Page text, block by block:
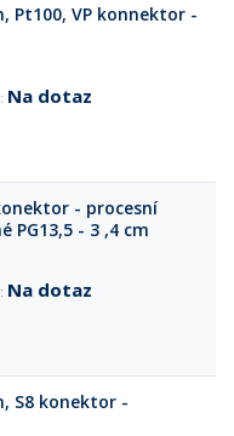
Pt100, VP konnektor -
Na dotaz
- procesní
PG13,5 - 3 ,4 cm
Na dotaz
S8 konektor -